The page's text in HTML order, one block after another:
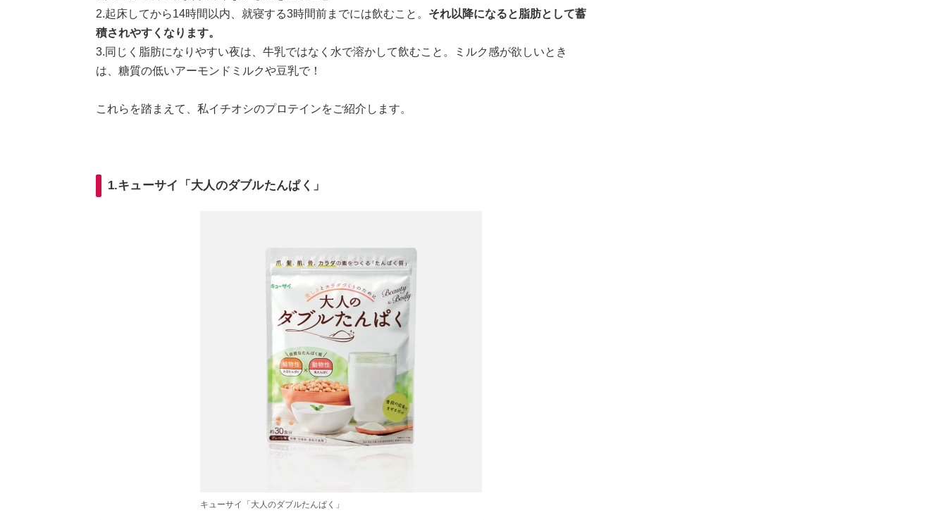
2.起床してから14時間以内、就寝する3時間前までには飲むこと。 それ以降になると脂肪として蓄
積されやすくなります。
3.同じく脂肪になりやすい夜は、牛乳ではなく水で溶かして飲むこと。ミルク感が欲しいとき
は、糖質の低いアーモンドミルクや豆乳で！
これらを踏まえて、私イチオシのプロテインをご紹介します。
1.キューサイ「大人のダブルたんぱく」
キューサイ「大人のダブルたんぱく」